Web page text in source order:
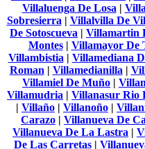
Villaluenga De Losa|
Sobresierra| Villalvilla De
De Sotoscueva | Villamartin
Montes| Villamayor De
Villambistia| Villamediana
Roman| Villamedianilla|
Villamiel De Muño |
Villamudria | Villanasur Rio
| Villaño | Villanoño |
Carazo | Villanueva De
Villanueva De La Lastra |
De Las Carretas|